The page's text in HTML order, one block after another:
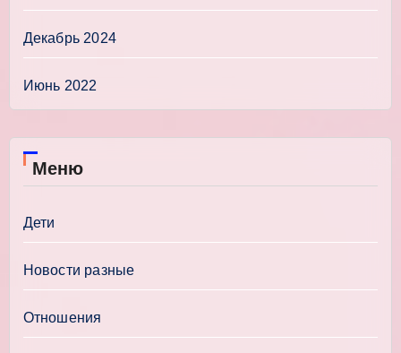
Декабрь 2024
Июнь 2022
Меню
Дети
Новости разные
Отношения